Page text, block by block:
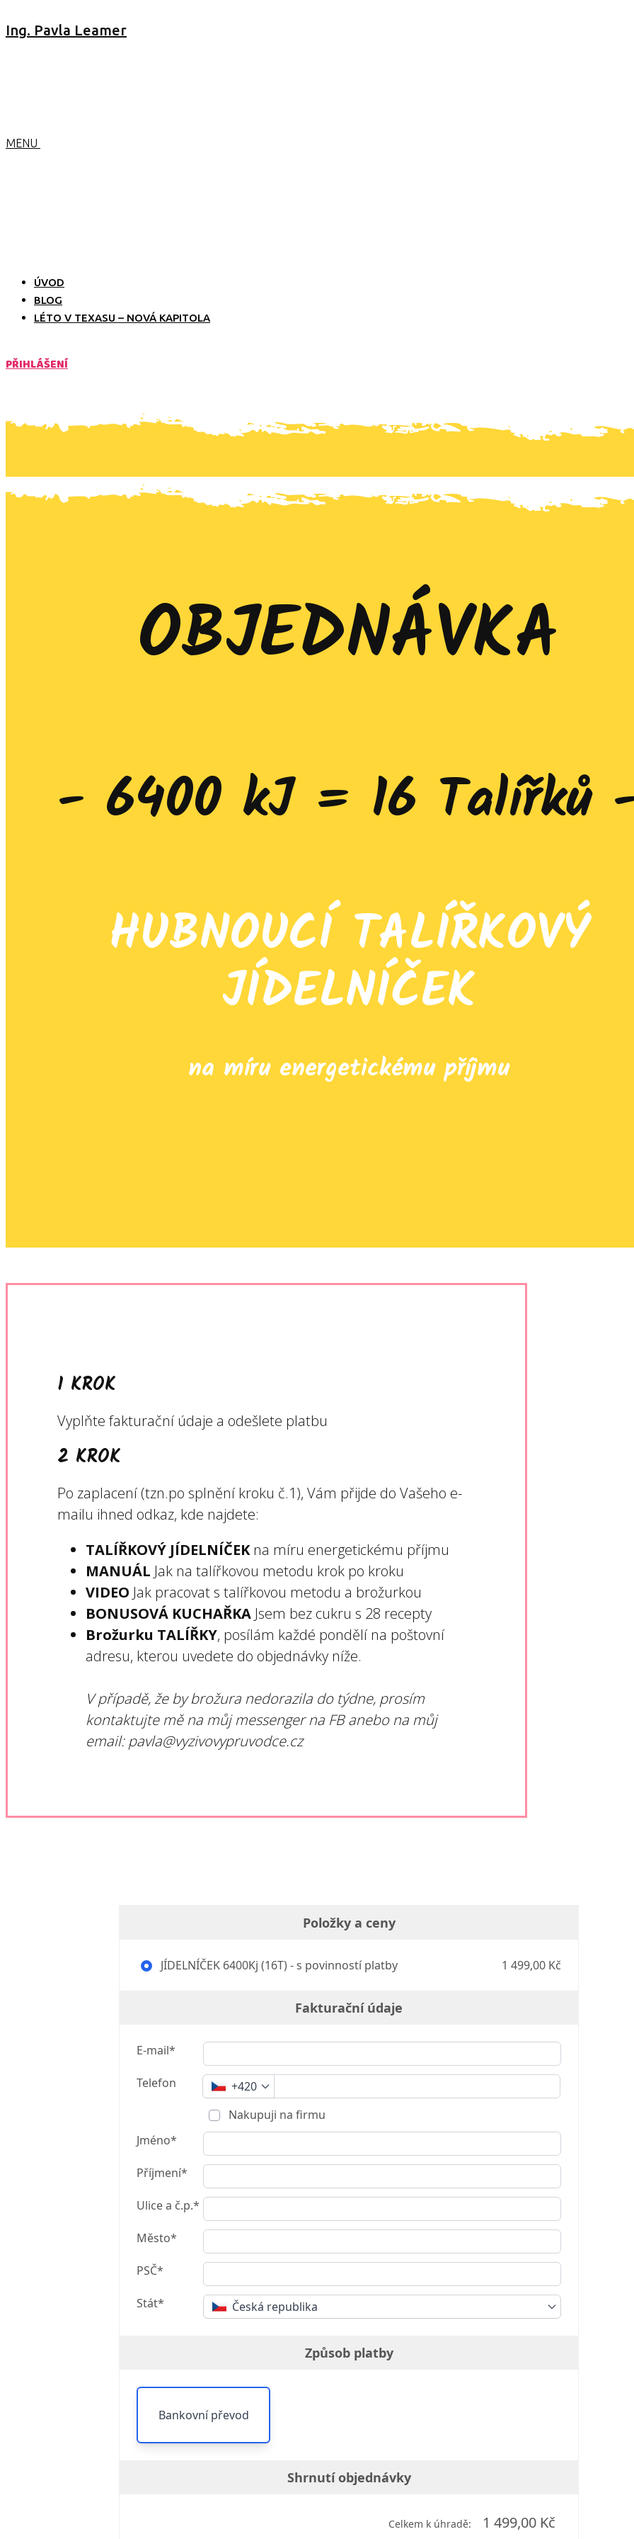
Ing. Pavla Leamer
MENU
ÚVOD
BLOG
LÉTO V TEXASU – NOVÁ KAPITOLA
PŘIHLÁŠENÍ
OBJEDNÁVKA
- 6400 kJ = 16 Talířků
HUBNOUCÍ TALÍŘKOVÝ
JÍDELNÍČEK
na míru energetickému příjmu
1 KROK
Vyplňte fakturační údaje a odešlete platbu
2 KROK
Po zaplacení (tzn.po splnění kroku č.1), Vám přijde do Vašeho e-
mailu ihned odkaz, kde najdete:
TALÍŘKOVÝ JÍDELNÍČEK na míru energetickému příjmu
MANUÁL Jak na talířkovou metodu krok po kroku
VIDEO Jak pracovat s talířkovou metodu a brožurkou
BONUSOVÁ KUCHAŘKA Jsem bez cukru s 28 recepty
Brožurku TALÍŘKY, posílám každé pondělí na poštovní
adresu, kterou uvedete do objednávky níže.
V případě, že by brožura nedorazila do týdne, prosím
kontaktujte mě na můj messenger na FB anebo na můj
email: pavla@vyzivovypruvodce.cz
Položky a ceny
JÍDELNÍČEK 6400Kj (16T) - s povinností platby 1 499,00 Kč
Fakturační údaje
E-mail*
Telefon
+420
Nakupuji na firmu
Jméno*
Příjmení*
Ulice a č.p.*
Město*
PSČ*
Stát* Česká republika
Způsob platby
Bankovní převod
Shrnutí objednávky
Celkem k úhradě: 1 499,00 Kč